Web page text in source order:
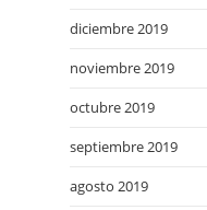
diciembre 2019
noviembre 2019
octubre 2019
septiembre 2019
agosto 2019